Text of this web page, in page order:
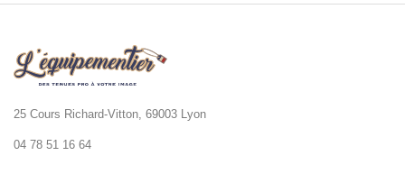
25 Cours Richard-Vitton, 69003 Lyon
04 78 51 16 64